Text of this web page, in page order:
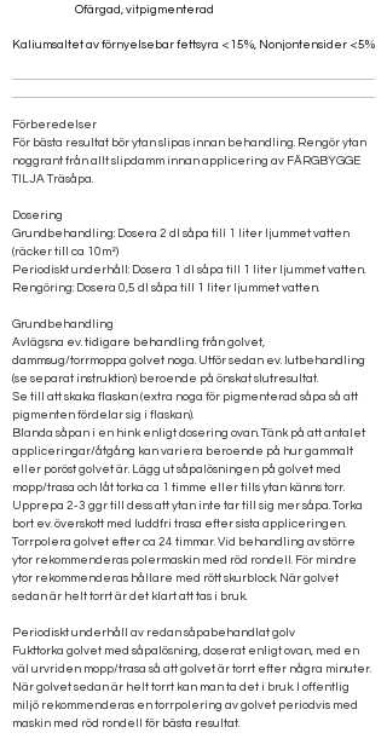
Ofärgad, vitpigmenterad
Kaliumsaltet av förnyelsebar fettsyra <15%, Nonjontensider <5%
Förberedelser
För bästa resultat bör ytan slipas innan behandling. Rengör ytan
noggrant från allt slipdamm innan applicering av FÄRGBYGGE
TILJA Träsåpa.
Dosering
Grundbehandling: Dosera 2 dl såpa till 1 liter ljummet vatten
(räcker till ca 10m²)
Periodiskt underhåll: Dosera 1 dl såpa till 1 liter ljummet vatten.
Rengöring: Dosera 0,5 dl såpa till 1 liter ljummet vatten.
Grundbehandling
Avlägsna ev. tidigare behandling från golvet,
dammsug/torrmoppa golvet noga. Utför sedan ev. lutbehandling
(se separat instruktion) beroende på önskat slutresultat.
Se till att skaka flaskan (extra noga för pigmenterad såpa så att
pigmenten fördelar sig i flaskan).
Blanda såpan i en hink enligt dosering ovan. Tänk på att antalet
appliceringar/åtgång kan variera beroende på hur gammalt
eller poröst golvet är. Lägg ut såpalösningen på golvet med
mopp/trasa och låt torka ca 1 timme eller tills ytan känns torr.
Upprepa 2-3 ggr till dess att ytan inte tar till sig mer såpa. Torka
bort ev. överskott med luddfri trasa efter sista appliceringen.
Torrpolera golvet efter ca 24 timmar. Vid behandling av större
ytor rekommenderas polermaskin med röd rondell. För mindre
ytor rekommenderas hållare med rött skurblock. När golvet
sedan är helt torrt är det klart att tas i bruk.
Periodiskt underhåll av redan såpabehandlat golv
Fukttorka golvet med såpalösning, doserat enligt ovan, med en
väl urvriden mopp/trasa så att golvet är torrt efter några minuter.
När golvet sedan är helt torrt kan man ta det i bruk. I offentlig
miljö rekommenderas en torrpolering av golvet periodvis med
maskin med röd rondell för bästa resultat.